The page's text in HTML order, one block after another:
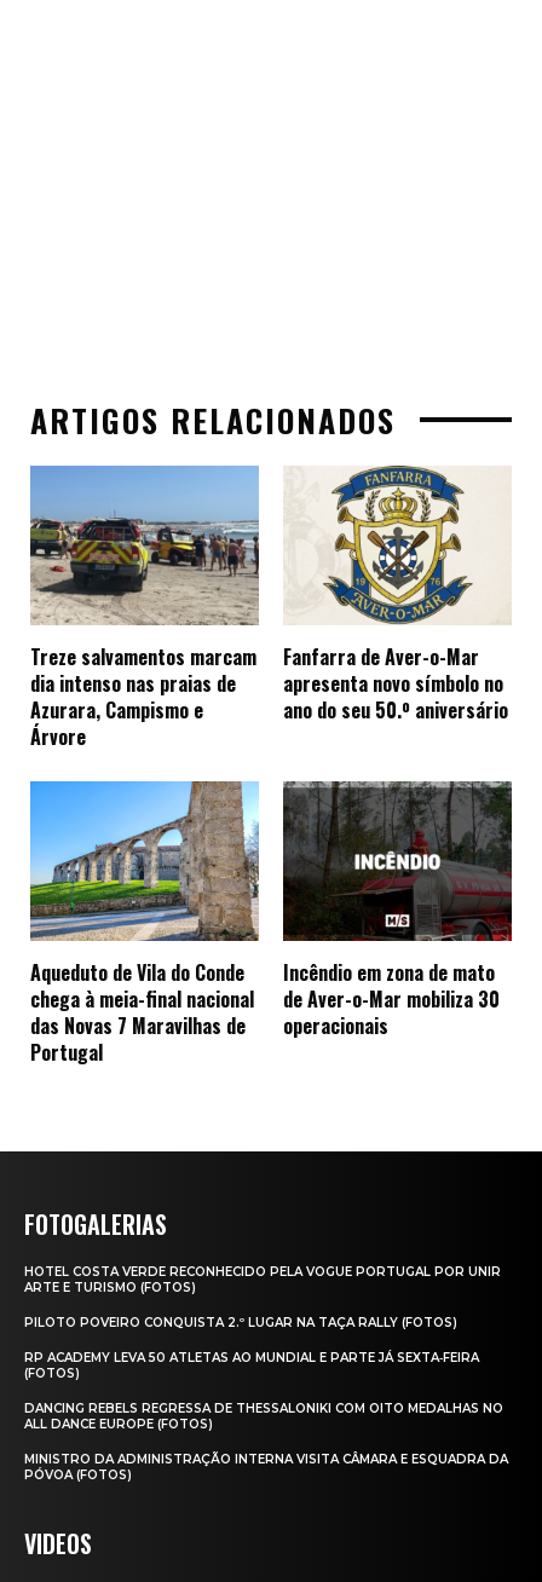
ARTIGOS RELACIONADOS
Treze salvamentos marcam
dia intenso nas praias de
Azurara, Campismo e
Árvore
Fanfarra de Aver-o-Mar
apresenta novo símbolo no
ano do seu 50.º aniversário
Aqueduto de Vila do Conde
chega à meia-final nacional
das Novas 7 Maravilhas de
Portugal
Incêndio em zona de mato
de Aver-o-Mar mobiliza 30
operacionais
FOTOGALERIAS
HOTEL COSTA VERDE RECONHECIDO PELA VOGUE PORTUGAL POR UNIR
ARTE E TURISMO (FOTOS)
PILOTO POVEIRO CONQUISTA 2.º LUGAR NA TAÇA RALLY (FOTOS)
RP ACADEMY LEVA 50 ATLETAS AO MUNDIAL E PARTE JÁ SEXTA‑FEIRA
(FOTOS)
DANCING REBELS REGRESSA DE THESSALONIKI COM OITO MEDALHAS NO
ALL DANCE EUROPE (FOTOS)
MINISTRO DA ADMINISTRAÇÃO INTERNA VISITA CÂMARA E ESQUADRA DA
PÓVOA (FOTOS)
VIDEOS